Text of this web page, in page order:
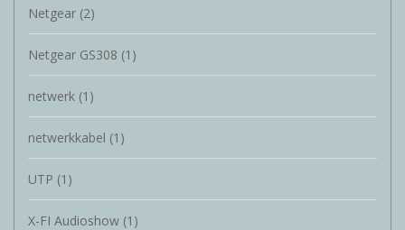
Netgear (2)
Netgear GS308 (1)
netwerk (1)
netwerkkabel (1)
UTP (1)
X-FI Audioshow (1)